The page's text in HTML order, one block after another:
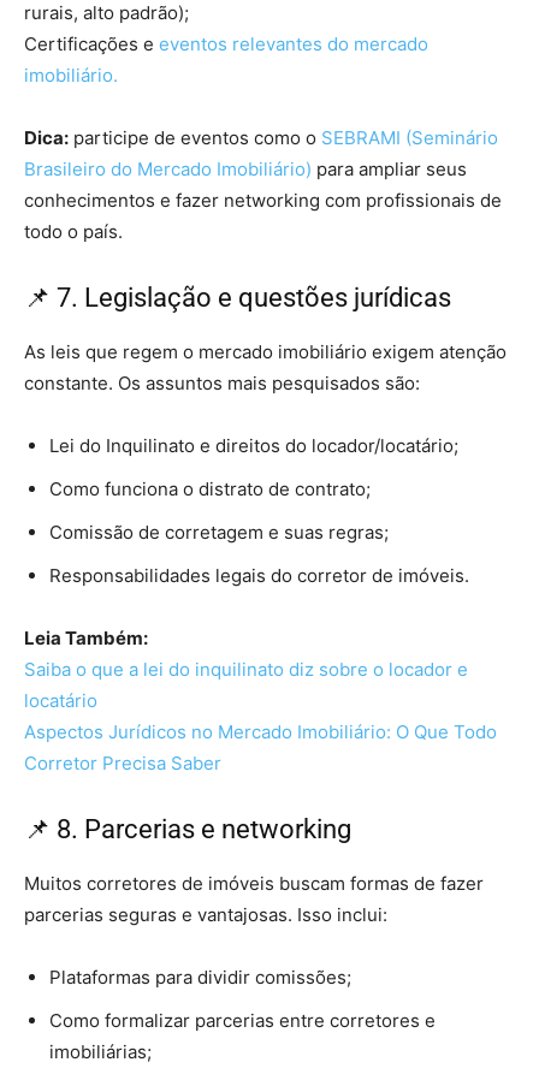
rurais, alto padrão);
Certificações e eventos relevantes do mercado
imobiliário.
Dica: participe de eventos como o SEBRAMI (Seminário
Brasileiro do Mercado Imobiliário) para ampliar seus
conhecimentos e fazer networking com profissionais de
todo o país.
📌 7. Legislação e questões jurídicas
As leis que regem o mercado imobiliário exigem atenção
constante. Os assuntos mais pesquisados são:
Lei do Inquilinato e direitos do locador/locatário;
Como funciona o distrato de contrato;
Comissão de corretagem e suas regras;
Responsabilidades legais do corretor de imóveis.
Leia Também:
Saiba o que a lei do inquilinato diz sobre o locador e
locatário
Aspectos Jurídicos no Mercado Imobiliário: O Que Todo
Corretor Precisa Saber
📌 8. Parcerias e networking
Muitos corretores de imóveis buscam formas de fazer
parcerias seguras e vantajosas. Isso inclui:
Plataformas para dividir comissões;
Como formalizar parcerias entre corretores e
imobiliárias;